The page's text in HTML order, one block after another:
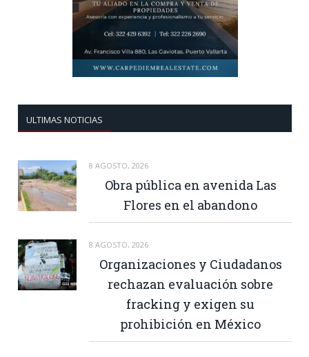
ULTIMAS NOTICIAS
8 AGOSTO, 2026
Obra pública en avenida Las
Flores en el abandono
8 AGOSTO, 2026
Organizaciones y Ciudadanos
rechazan evaluación sobre
fracking y exigen su
prohibición en México